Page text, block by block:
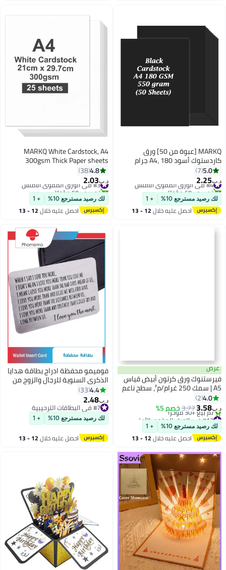
MARKQ [عبوة من 50] ورق
كاردستوك أسود A4، 180 جرام
ثقيل للطباعة، ألبومات القصاصات،
صنع البطاقات، الدعوات، القوائم،
المنشورات، الفنون والحرف اليدوية
(21 × 29.7 سم)
5.0
7
د.ب‏2.25
#4 في الورق المقوى الأملس
تم بيع +60 مؤخرًا
#4 في الورق المقوى الأملس
لك رصيد مسترجع 10% + 1
احصل عليه خلال 12 - 13
MARKQ White Cardstock, A4
300gsm Thick Paper sheets
Heavyweight card Paper for
Printing Scrapbooking Card Making
Invitations Menus Flyers DIY Arts
Crafts, 25 sheets, 21 cm x 29.7 cm
4.8
38
د.ب‏2.03
#3 في الورق المقوى الأملس
تم بيع +50 مؤخرًا
#3 في الورق المقوى الأملس
لك رصيد مسترجع 10% + 1
احصل عليه خلال 12 - 13
عرض
فيرستنوك ورق كرتون أبيض قياس
A5 | سمك 250 غرام/م²، سطح ناعم
وملمس أنيق | ورق كرتون عالي
الجودة بنقشة غير لامعة، مثالي
للطباعة والحرف اليدوية والدعوات
والاستخدامات المكتبية - عبوة من
50 ورقة
4.0
2
د.ب‏3.58
3.77خصم 5%
#13 في الورق المقوى الأملس
أقل سعر في 30 يوم
تم بيع +30 مؤخرًا
#13 في الورق المقوى الأملس
لك رصيد مسترجع 10% + 1
احصل عليه خلال 12 - 13
فوميمو محفظة ادراج بطاقة هدايا
الذكرى السنوية للرجال والزوج من
الزوجة والصديقة والصديق، هدايا
عيد الميلاد، مذكرة حب صغيرة،
هدايا عيد الحب، هدايا الزفاف
للعريس والعروس، هدايا توزيعها،
فضي، ستانلس ستيل
4.4
33
د.ب‏2.48
#7 في البطاقات الترحيبية
#7 في البطاقات الترحيبية
لك رصيد مسترجع 10% + 1
احصل عليه خلال 12 - 13